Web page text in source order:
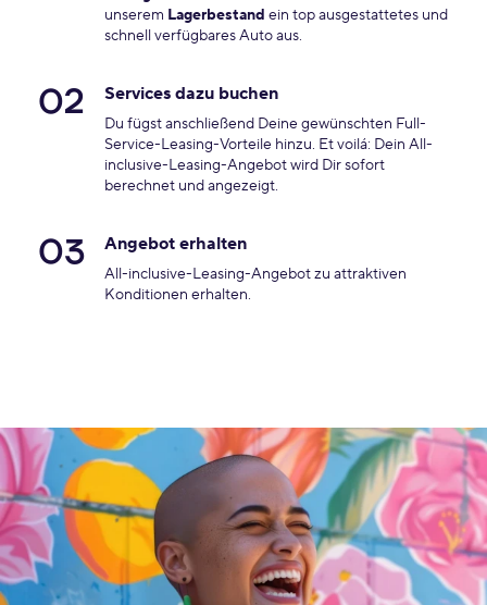
unserem Lagerbestand ein top ausgestattetes und
schnell verfügbares Auto aus.
02 Services dazu buchen
Du fügst anschließend Deine gewünschten Full-
Service-Leasing-Vorteile hinzu. Et voilá: Dein All-
inclusive-Leasing-Angebot wird Dir sofort
berechnet und angezeigt.
03 Angebot erhalten
All-inclusive-Leasing-Angebot zu attraktiven
Konditionen erhalten.